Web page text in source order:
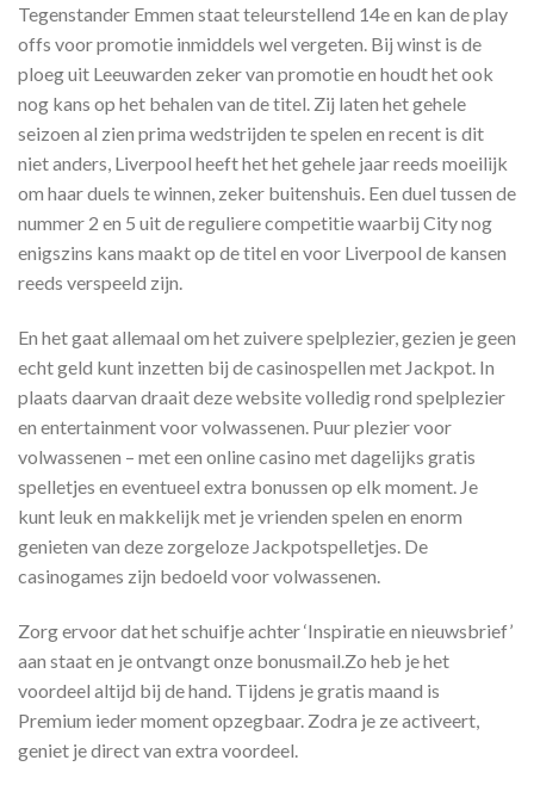
Tegenstander Emmen staat teleurstellend 14e en kan de play
offs voor promotie inmiddels wel vergeten. Bij winst is de
ploeg uit Leeuwarden zeker van promotie en houdt het ook
nog kans op het behalen van de titel. Zij laten het gehele
seizoen al zien prima wedstrijden te spelen en recent is dit
niet anders, Liverpool heeft het het gehele jaar reeds moeilijk
om haar duels te winnen, zeker buitenshuis. Een duel tussen de
nummer 2 en 5 uit de reguliere competitie waarbij City nog
enigszins kans maakt op de titel en voor Liverpool de kansen
reeds verspeeld zijn.
En het gaat allemaal om het zuivere spelplezier, gezien je geen
echt geld kunt inzetten bij de casinospellen met Jackpot. In
plaats daarvan draait deze website volledig rond spelplezier
en entertainment voor volwassenen. Puur plezier voor
volwassenen – met een online casino met dagelijks gratis
spelletjes en eventueel extra bonussen op elk moment. Je
kunt leuk en makkelijk met je vrienden spelen en enorm
genieten van deze zorgeloze Jackpotspelletjes. De
casinogames zijn bedoeld voor volwassenen.
Zorg ervoor dat het schuifje achter ‘Inspiratie en nieuwsbrief’
aan staat en je ontvangt onze bonusmail.Zo heb je het
voordeel altijd bij de hand. Tijdens je gratis maand is
Premium ieder moment opzegbaar. Zodra je ze activeert,
geniet je direct van extra voordeel.